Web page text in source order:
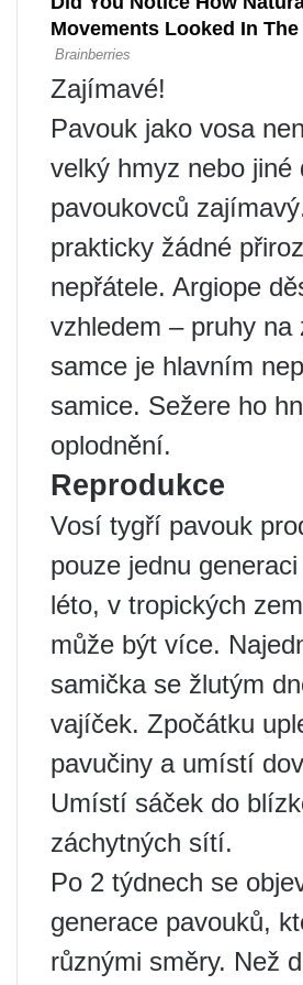
Zajímavé!
Pavouk jako vosa
velký hmyz nebo jiné
pavoukovců
prakticky žádné
nepřátele. Argiope
vzhledem – pruhy na
samce je hlavním
samice. Sežere ho
oplodnění.
Reprodukce
Vosí tygří pavouk
pouze jednu
léto, v tropických
může být více.
samička se žlutým
vajíček. Zpočátku
pavučiny a umístí
Umístí sáček do
záchytných sítí.
Po 2 týdnech se
generace pavouků,
různými směry. Než